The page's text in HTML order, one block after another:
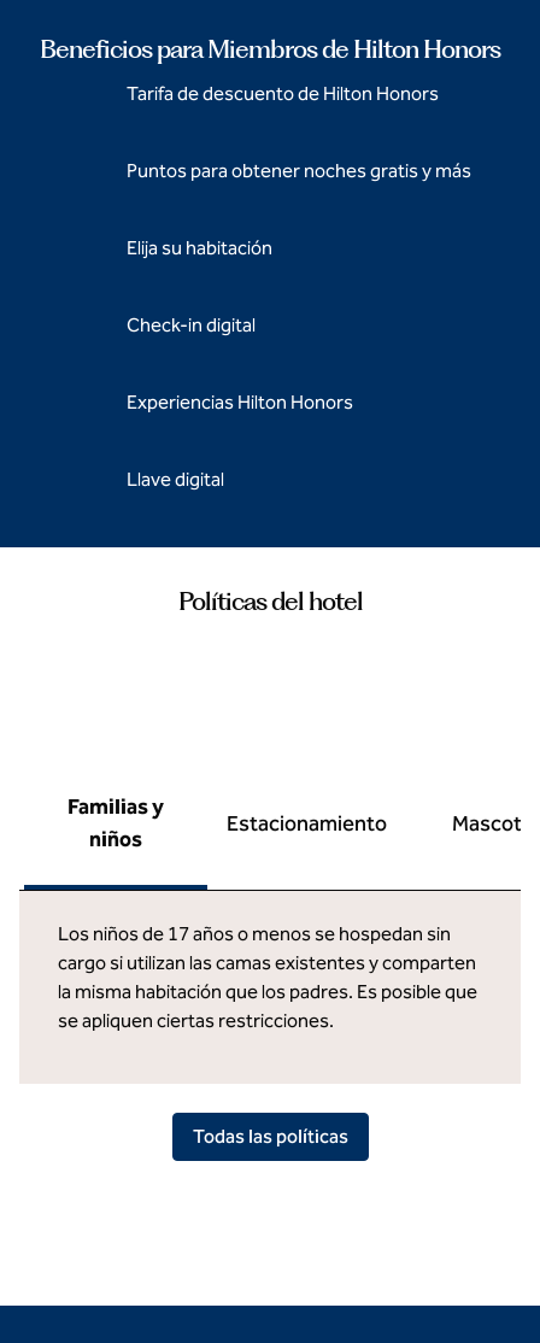
Beneficios para Miembros de Hilton Honors
Tarifa de descuento de Hilton Honors
Puntos para obtener noches gratis y más
Elija su habitación
Check-in digital
Experiencias Hilton Honors
Llave digital
Políticas del hotel
Familias y
niños
Estacionamiento
Los niños de 17 años o menos se hospedan sin
cargo si utilizan las camas existentes y comparten
la misma habitación que los padres. Es posible que
se apliquen ciertas restricciones.
Todas las políticas